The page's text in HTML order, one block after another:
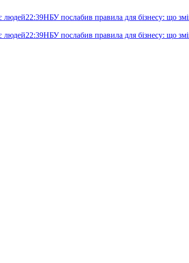
людей22:39НБУ послабив правила для бізнесу: що
людей22:39НБУ послабив правила для бізнесу: що